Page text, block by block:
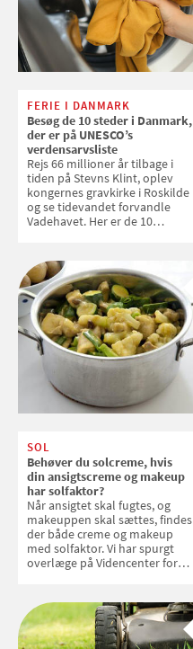
FERIE I DANMARK
Besøg de 10 steder i Danmark,
der er på UNESCO’s
verdensarvsliste
Rejs 66 millioner år tilbage i
tiden på Stevns Klint, oplev
kongernes gravkirke i Roskilde
og se tidevandet forvandle
Vadehavet. Her er de 10
SOL
Behøver du solcreme, hvis
din ansigtscreme og makeup
har solfaktor?
Når ansigtet skal fugtes, og
makeuppen skal sættes, findes
der både creme og makeup
med solfaktor. Vi har spurgt
overlæge på Videncenter for
med SPF kan erstatte
solcreme, når man bevæger
sig ud i solen